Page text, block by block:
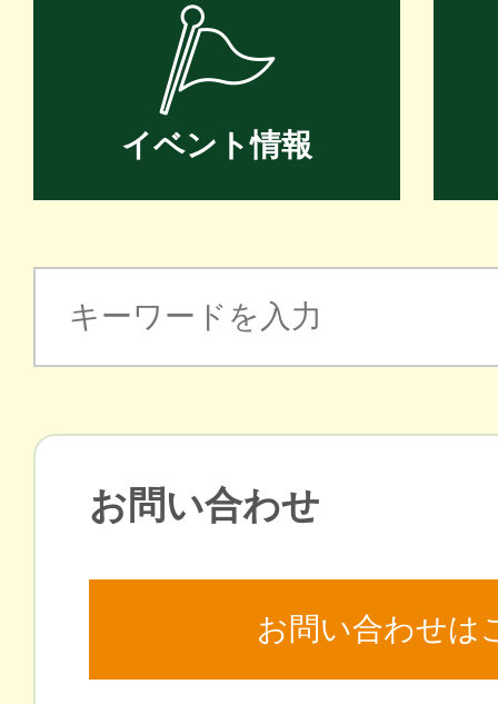
イベント情報
お問い合わせ
お問い合わせは